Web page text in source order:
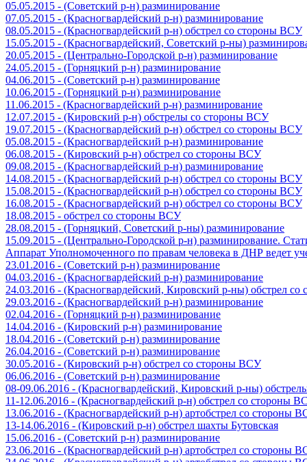
05.05.2015 - (Советский р-н) разминирование
07.05.2015 - (Красногвардейский р-н) разминирование
08.05.2015 - (Красногвардейский р-н) обстрел со стороны ВСУ
15.05.2015 - (Красногвардейский, Советский р-ны)
20.05.2015 - (Центрально-Городской р-н) разминирование
24.05.2015 - (Горняцкий р-н) разминирование
04.06.2015 - (Советский р-н) разминирование
10.06.2015 - (Горняцкий р-н) разминирование
11.06.2015 - (Красногвардейский р-н) разминирование
12.07.2015 - (Кировский р-н) обстрелы со стороны ВСУ
19.07.2015 - (Красногвардейский р-н) обстрел со стороны ВСУ
05.08.2015 - (Красногвардейский р-н) разминирование
06.08.2015 - (Кировский р-н) обстрел со стороны ВСУ
09.08.2015 - (Красногвардейский р-н) разминирование
14.08.2015 - (Красногвардейский р-н) обстрел со стороны ВСУ
15.08.2015 - (Красногвардейский р-н) обстрел со стороны ВСУ
16.08.2015 - (Красногвардейский р-н) обстрел со стороны ВСУ
18.08.2015 - обстрел со стороны ВСУ
28.08.2015 - (Горняцкий, Советский р-ны) разминирование
15.09.2015 - (Центрально-Городской р-н) разминирование.
Аппарат Уполномоченного по правам человека в ДНР ведет
23.01.2016 - (Советский р-н) разминирование
04.03.2016 - (Красногвардейский р-н) разминирование
24.03.2016 - (Красногвардейский, Кировский р-ны) обстрел
29.03.2016 - (Красногвардейский р-н) разминирование
02.04.2016 - (Горняцкий р-н) разминирование
14.04.2016 - (Кировский р-н) разминирование
18.04.2016 - (Советский р-н) разминирование
26.04.2016 - (Советский р-н) разминирование
30.05.2016 - (Кировский р-н) обстрел со стороны ВСУ
06.06.2016 - (Советский р-н) разминирование
08-09.06.2016 - (Красногвардейский, Кировский р-ны)
11-12.06.2016 - (Красногвардейский р-н) обстрел со стороны
13.06.2016 - (Красногвардейский р-н) артобстрел со стороны
13-14.06.2016 - (Кировский р-н) обстрел шахты Бутовская
15.06.2016 - (Советский р-н) разминирование
23.06.2016 - (Красногвардейский р-н) артобстрел со стороны